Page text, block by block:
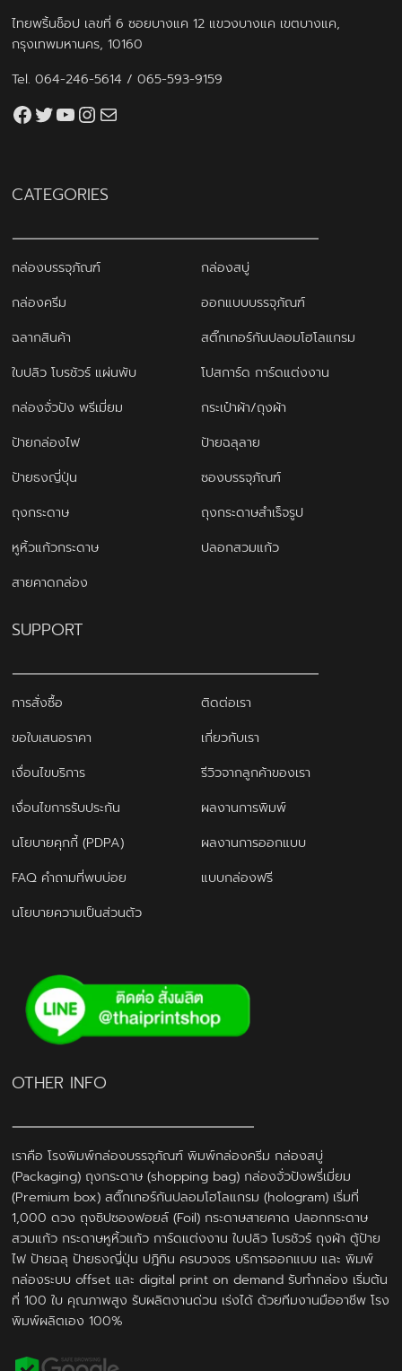
ไทยพริ้นช็อป เลขที่ 6 ซอยบางแค 12 แขวงบางแค เขตบางแค,
กรุงเทพมหานคร, 10160
Tel.064-246-5614 /065-593-9159
Facebook
Twitter
YouTube
Instagram
thaiprintshop.aw@gmail.com
CATEGORIES
กล่องบรรจุภัณฑ์
กล่องสบู่
กล่องครีม
ออกแบบบรรจุภัณฑ์
ฉลากสินค้า
สติ๊กเกอร์กันปลอมโฮโลแกรม
ใบปลิว โบรชัวร์ แผ่นพับ
โปสการ์ด การ์ดแต่งงาน
กล่องจั่วปัง พรีเมี่ยม
กระเป๋าผ้า/ถุงผ้า
ป้ายกล่องไฟ
ป้ายฉลุลาย
ป้ายธงญี่ปุ่น
ซองบรรจุภัณฑ์
ถุงกระดาษ
ถุงกระดาษสำเร็จรูป
หูหิ้วแก้วกระดาษ
ปลอกสวมแก้ว
สายคาดกล่อง
SUPPORT
การสั่งซื้อ
ติดต่อเรา
ขอใบเสนอราคา
เกี่ยวกับเรา
เงื่อนไขบริการ
รีวิวจากลูกค้าของเรา
เงื่อนไขการรับประกัน
ผลงานการพิมพ์
นโยบายคุกกี้ (PDPA)
ผลงานการออกแบบ
FAQ คำถามที่พบบ่อย
แบบกล่องฟรี
นโยบายความเป็นส่วนตัว
OTHER INFO
เราคือ โรงพิมพ์กล่องบรรจุภัณฑ์ พิมพ์กล่องครีม กล่องสบู่
(Packaging) ถุงกระดาษ (shopping bag) กล่องจั่วปังพรี่เมี่ยม
(Premium box) สติ๊กเกอร์กันปลอมโฮโลแกรม (hologram) เริ่มที่
1,000 ดวง ถุงซิปซองฟอยล์ (Foil) กระดาษสายคาด ปลอกกระดาษ
สวมแก้ว กระดาษหูหิ้วแก้ว การ์ดแต่งงาน ใบปลิว โบรชัวร์ ถุงผ้า ตู้ป้าย
ไฟ ป้ายฉลุ ป้ายธงญี่ปุ่น ปฎิทิน ครบวงจร บริการออกแบบ และ พิมพ์
กล่องระบบ offset และ digital print on demand รับทำกล่อง เริ่มต้น
ที่ 100 ใบ คุณภาพสูง รับผลิตงานด่วน เร่งได้ ด้วยทีมงานมืออาชีพ โรง
พิมพ์ผลิตเอง 100%